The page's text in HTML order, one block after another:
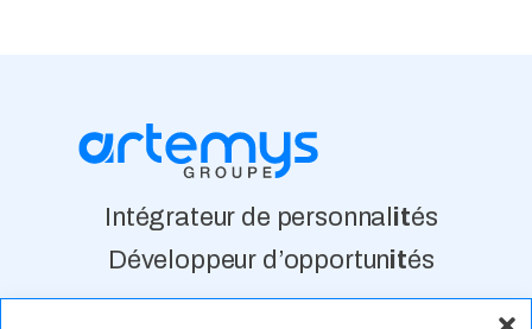
Intégrateur de personnal ités
Développeur d’opportunités